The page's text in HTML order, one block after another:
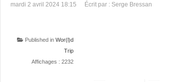
mardi 2 avril 2024 18:15 Écrit par : Serge Bressan
Published in Wor(l)d
Trip
Affichages : 2232